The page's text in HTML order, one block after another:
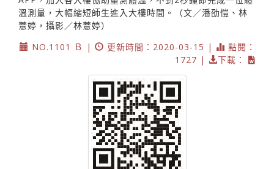
溫測量，大幅縮短師生進入大樓時間。（文／潘劭愷、林
薏婷，攝影／林薏婷）
NO.1101 Ｂ |
更新時間：2020-03-15 |
點閱：
1727 |
下載：